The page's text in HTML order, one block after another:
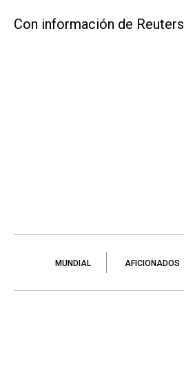
Con información de Reuters
MUNDIAL AFICIONADOS